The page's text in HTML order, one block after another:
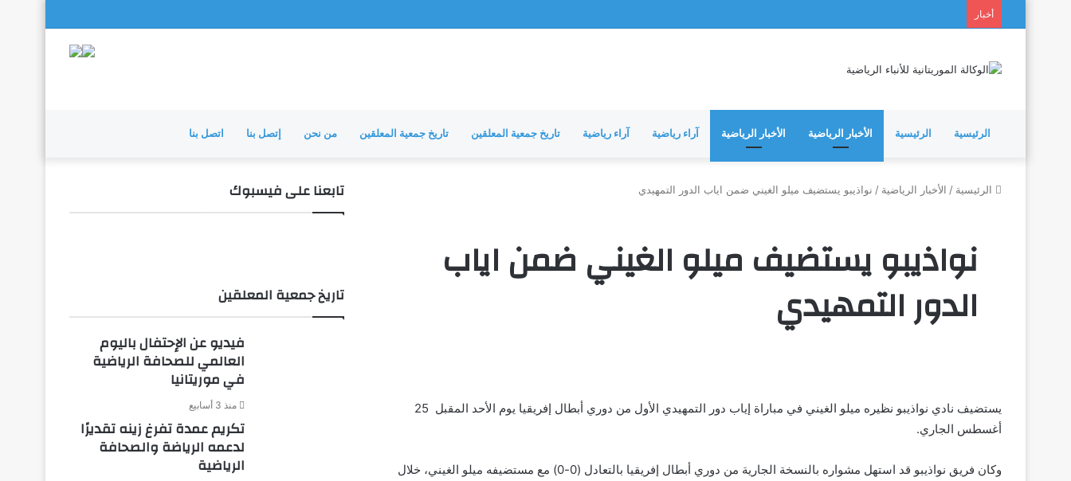
أخبار
الرئيسية الرئيسية الأخبار الرياضية الأخبار الرياضية آراء رياضية آراء رياضية تاريخ جمعية المعلقين تاريخ جمعية المعلقين من نحن إتصل بنا اتصل بنا
الرئيسية / الأخبار الرياضية / نواذيبو يستضيف ميلو الغيني ضمن اياب الدور التمهيدي
نواذيبو يستضيف ميلو الغيني ضمن اياب
الدور التمهيدي
يستضيف نادي نواذيبو نظيره ميلو الغيني في مباراة إياب دور التمهيدي الأول من دوري أبطال إفريقيا يوم الأحد المقبل 25
أغسطس الجاري.
وكان فريق نواذيبو قد استهل مشواره بالنسخة الجارية من دوري أبطال إفريقيا بالتعادل (0-0) مع مستضيفه ميلو الغيني، خلال
تابعنا على فيسبوك
تاريخ جمعية المعلقين
فيديو عن الإحتفال باليوم
العالمي للصحافة الرياضية
في موريتانيا
منذ 3 أسابيع
تكريم عمدة تفرغ زينه تقديرًا
لدعمه الرياضة والصحافة
الرياضية